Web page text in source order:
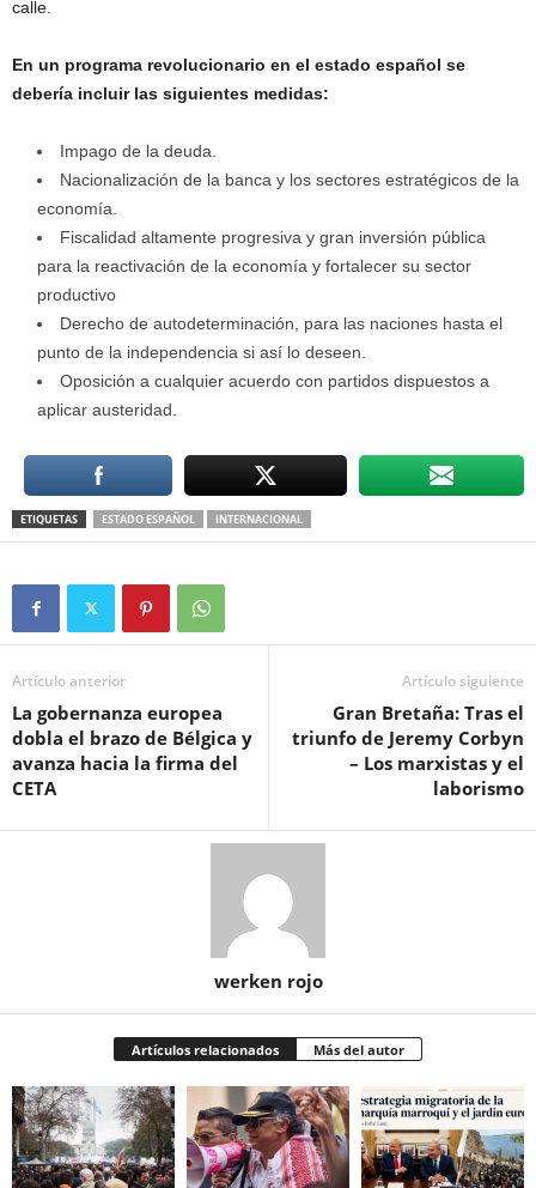
calle.
En un programa revolucionario en el estado español se
debería incluir las siguientes medidas:
Impago de la deuda.
Nacionalización de la banca y los sectores estratégicos de la
economía.
Fiscalidad altamente progresiva y gran inversión pública
para la reactivación de la economía y fortalecer su sector
productivo
Derecho de autodeterminación, para las naciones hasta el
punto de la independencia si así lo deseen.
Oposición a cualquier acuerdo con partidos dispuestos a
aplicar austeridad.
ETIQUETAS ESTADO ESPAÑOL INTERNACIONAL
Artículo anterior
La gobernanza europea
dobla el brazo de Bélgica y
avanza hacia la firma del
CETA
Artículo siguiente
Gran Bretaña: Tras el
triunfo de Jeremy Corbyn
– Los marxistas y el
laborismo
werken rojo
Artículos relacionados Más del autor